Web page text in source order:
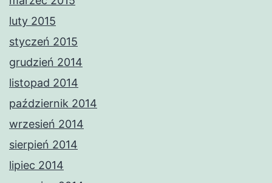
luty 2015
styczeń 2015
grudzień 2014
listopad 2014
październik 2014
wrzesień 2014
sierpień 2014
lipiec 2014